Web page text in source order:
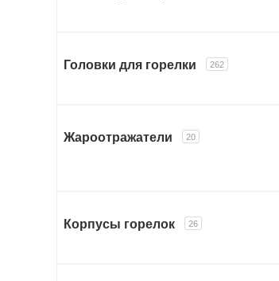
Головки для горелки 262
Жароотражатели 20
Корпусы горелок 26